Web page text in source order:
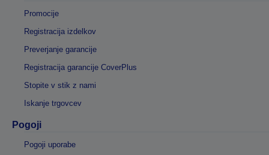
Promocije
Registracija izdelkov
Preverjanje garancije
Registracija garancije CoverPlus
Stopite v stik z nami
Iskanje trgovcev
Pogoji
Pogoji uporabe